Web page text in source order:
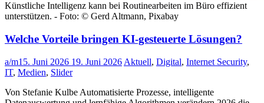
Künstliche Intelligenz kann bei Routinearbeiten im Büro effizient
unterstützen. - Foto: © Gerd Altmann, Pixabay
Welche Vorteile bringen KI-gesteuerte Lösungen?
a/m15. Juni 2026 19. Juni 2026 Aktuell, Digital, Internet Security,
IT, Medien, Slider
Von Stefanie Kulbe Automatisierte Prozesse, intelligente